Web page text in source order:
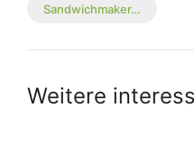
Sandwichmaker…
Weitere